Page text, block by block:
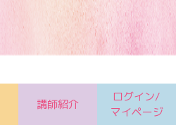
講師紹介
ログイン/
マイページ